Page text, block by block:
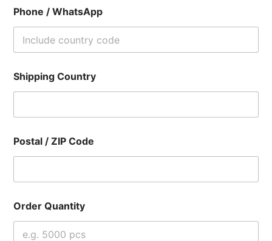
Phone / WhatsApp
Shipping Country
Postal / ZIP Code
Order Quantity